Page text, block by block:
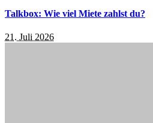
Talkbox: Wie viel Miete zahlst du?
21. Juli 2026